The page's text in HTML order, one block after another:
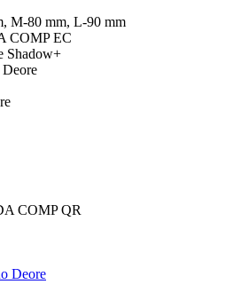
M-80 mm, L-90 mm
COMP EC
Shadow+
Deore
COMP QR
Deore